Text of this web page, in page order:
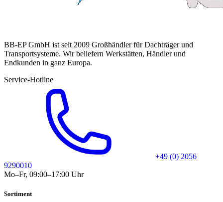
BB-EP GmbH ist seit 2009 Großhändler für Dachträger und
Transportsysteme. Wir beliefern Werkstätten, Händler und
Endkunden in ganz Europa.
Service-Hotline
+49 (0) 2056
9290010
Mo–Fr, 09:00–17:00 Uhr
Sortiment